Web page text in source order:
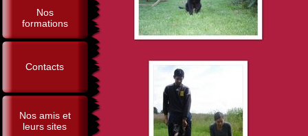
Nos
formations
Contacts
Nos amis et
leurs sites